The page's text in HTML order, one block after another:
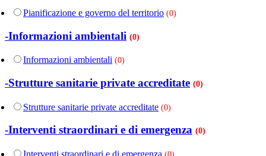
Pianificazione e governo del territorio (0)
-Informazioni ambientali (0)
Informazioni ambientali (0)
-Strutture sanitarie private accreditate (0)
Strutture sanitarie private accreditate (0)
-Interventi straordinari e di emergenza (0)